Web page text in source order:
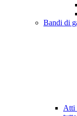
Bandi di
Atti